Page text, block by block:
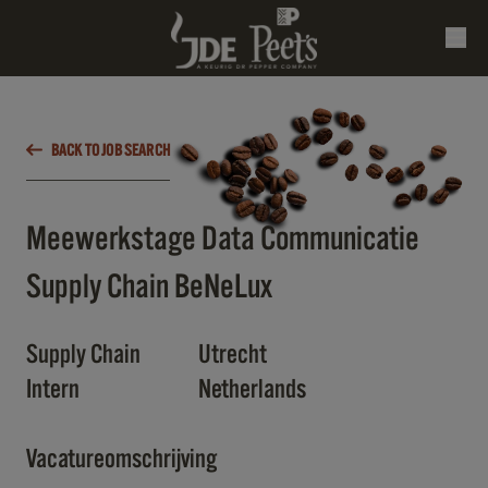
BACK TO JOB SEARCH
Meewerkstage Data Communicatie
Supply Chain BeNeLux
Supply Chain
Utrecht
Intern
Netherlands
Vacatureomschrijving